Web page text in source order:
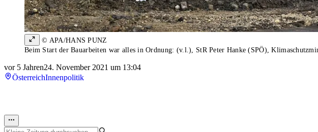
© APA/HANS PUNZ
Beim Start der Bauarbeiten war alles in Ordnung: (v.l.), StR Peter Hanke (SPÖ),
vor 5 Jahren24. November 2021 um 13:04
ÖsterreichInnenpolitik